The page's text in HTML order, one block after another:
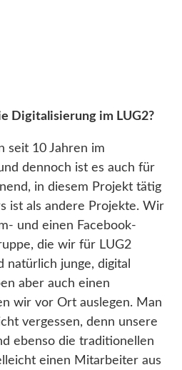
Digitalisierung im LUG2?
seit 10 Jahren im
dennoch ist es auch für
in diesem Projekt tätig
ist als andere Projekte. Wir
und einen Facebook-
die wir für LUG2
natürlich junge, digital
aber auch einen
wir vor Ort auslegen. Man
vergessen, denn unsere
ebenso die traditionellen
einen Mitarbeiter aus